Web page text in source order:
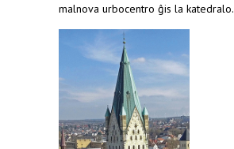
malnova urbocentro ĝis la katedralo.